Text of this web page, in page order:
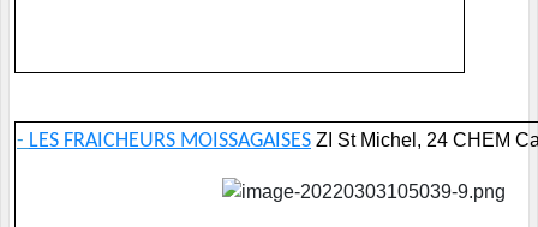
- LES FRAICHEURS MOISSAGAISES ZI St Michel, 24 CHEM